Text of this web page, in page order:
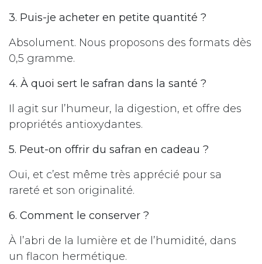
3. Puis-je acheter en petite quantité ?
Absolument. Nous proposons des formats dès
0,5 gramme.
4. À quoi sert le safran dans la santé ?
Il agit sur l’humeur, la digestion, et offre des
propriétés antioxydantes.
5. Peut-on offrir du safran en cadeau ?
Oui, et c’est même très apprécié pour sa
rareté et son originalité.
6. Comment le conserver ?
À l’abri de la lumière et de l’humidité, dans
un flacon hermétique.